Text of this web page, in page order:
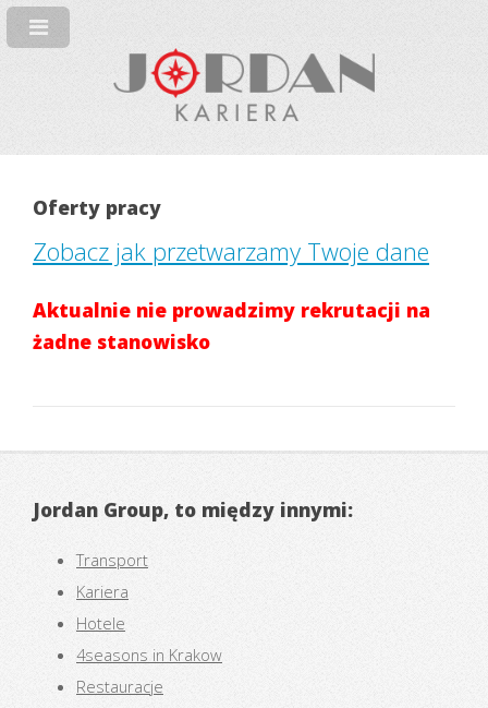
Oferty pracy
Zobacz jak przetwarzamy Twoje dane
Aktualnie nie prowadzimy rekrutacji na
żadne stanowisko
Jordan Group, to między innymi:
Transport
Kariera
Hotele
4seasons in Krakow
Restauracje